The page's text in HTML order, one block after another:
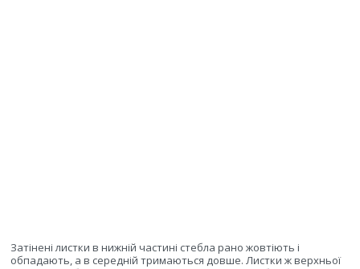
Затінені листки в нижній частині стебла рано жовтіють і
обпадають, а в середній тримаються довше. Листки ж верхньої